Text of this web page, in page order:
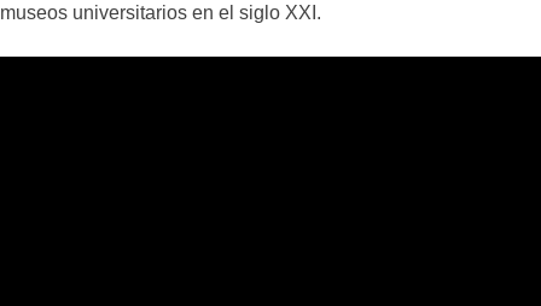
museos universitarios en el siglo XXI.